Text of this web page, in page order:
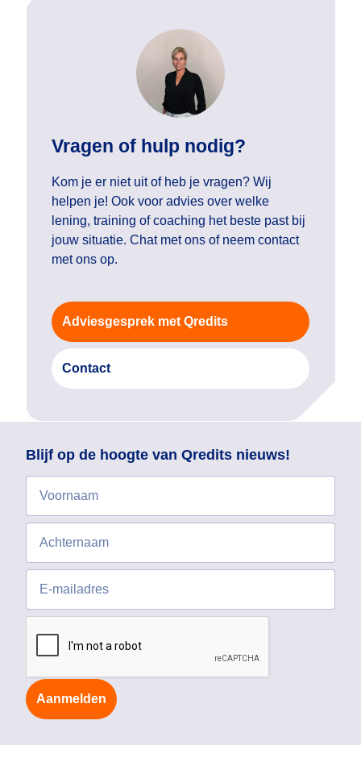
Vragen of hulp nodig?
Kom je er niet uit of heb je vragen? Wij
helpen je! Ook voor advies over welke
lening, training of coaching het beste past bij
jouw situatie. Chat met ons of neem contact
met ons op.
Adviesgesprek met Qredits
Contact
Blijf op de hoogte van Qredits nieuws!
Aanmelden